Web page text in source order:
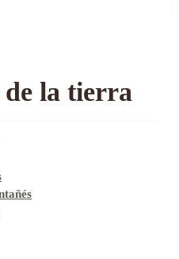
de la tierra